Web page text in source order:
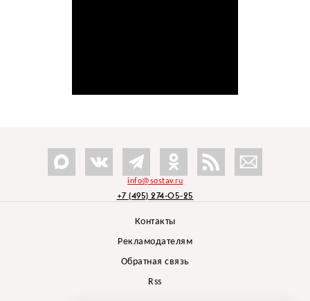
info@sostav.ru
+7 (495) 274-05-25
Контакты
Рекламодателям
Обратная связь
Rss